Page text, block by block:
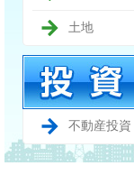
土地
不動産投資